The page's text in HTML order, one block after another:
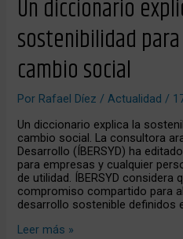
Un diccionario
sostenibilidad
cambio social
Por Rafael Díez/Actualidad /
Un diccionario explica la
cambio social. La consultora
Desarrollo (ÍBERSYD) ha
para empresas y cualquier
de utilidad. ÍBERSYD considera
compromiso compartido para
desarrollo sostenible definidos
Leer más »